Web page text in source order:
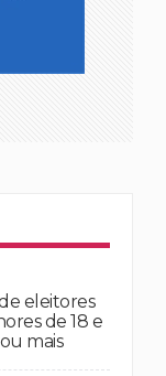
eleitores
de 18 e
mais